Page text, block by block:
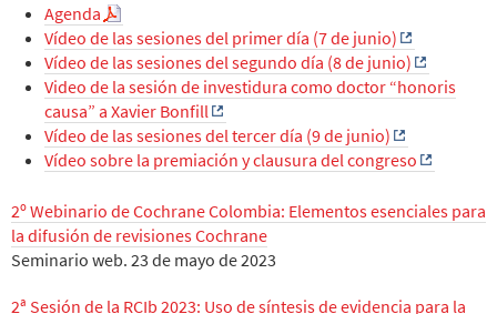
Agenda
Vídeo de las sesiones del primer día (7 de junio)
Vídeo de las sesiones del segundo día (8 de junio)
Video de la sesión de investidura como doctor “honoris
causa” a Xavier Bonfill
Vídeo de las sesiones del tercer día (9 de junio)
Vídeo sobre la premiación y clausura del congreso
2º Webinario de Cochrane Colombia: Elementos esenciales para
la difusión de revisiones Cochrane
Seminario web. 23 de mayo de 2023
2ª Sesión de la RCIb 2023: Uso de síntesis de evidencia para la